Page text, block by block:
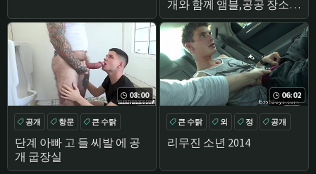
개와 함께 앰블,공공 장소에
서 몇 번 화나게 그의 큰 거
시기 떨어져 스트로크
08:00
단계 아빠 고 들 씨발 에 공
개 굽장실
공개 항문
큰 수탉
OLD YOUNG
06:02
리무진 소년 2014
큰 수탉 외 정 공개